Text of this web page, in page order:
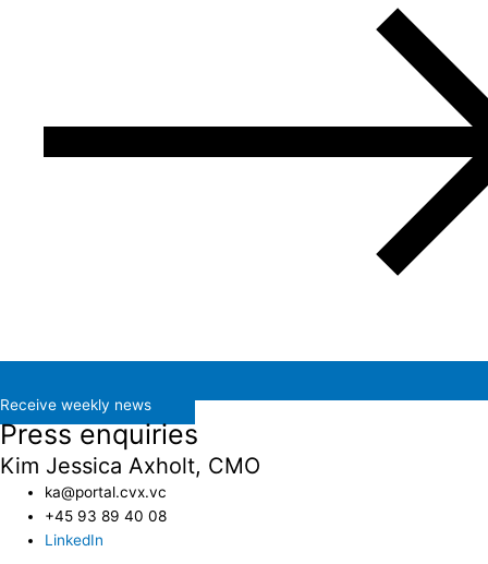
Receive weekly news
Press enquiries
Kim Jessica Axholt, CMO
ka@portal.cvx.vc​
+45 93 89 40 08
LinkedIn